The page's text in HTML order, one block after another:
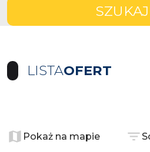
SZUKAJ
LISTAOFERT
−
Pokaż na mapie